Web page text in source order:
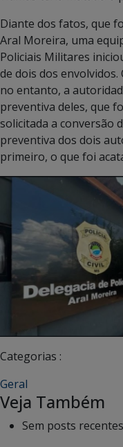
Diante dos fatos, que
Aral Moreira, uma
Policiais Militares
de dois dos
no entanto, a
preventiva deles, que
solicitada a conversão
preventiva dos dois
primeiro, o que foi
Categorias :
Geral
Veja Também
Sem posts